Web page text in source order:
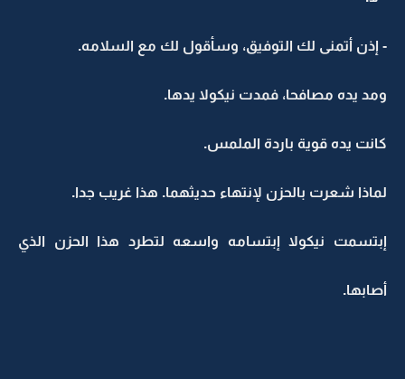
- إذن أتمنى لك التوفيق، وسأقول لك مع السلامه.
ومد يده مصافحا، فمدت نيكولا يدها.
كانت يده قوية باردة الملمس.
لماذا شعرت بالحزن لإنتهاء حديثهما. هذا غريب جدا.
إبتسمت نيكولا إبتسامه واسعه لتطرد هذا الحزن الذي
أصابها.